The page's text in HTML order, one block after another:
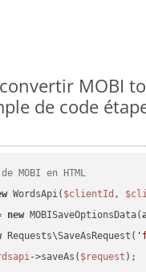
MOBI
de code
MOBI en HTML
WordsApi( $clientId ,
new MOBISaveOptionsData(
Requests\SaveAsRequest(
->saveAs( $request );